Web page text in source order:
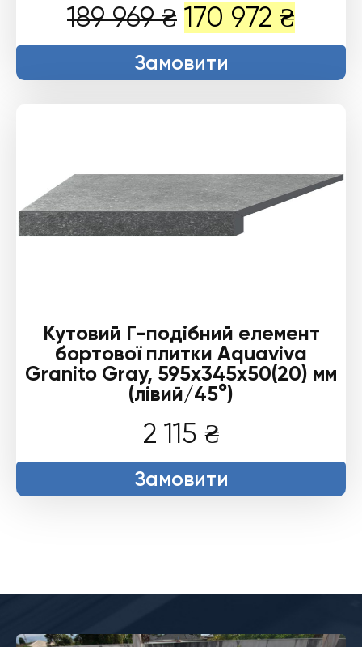
189 969₴ Оригінальна
ціна:
189
170 972 ₴
ціна:
170
Замовити
Кутовий Г-подібний елемент
бортової плитки Aquaviva
Granito Gray, 595x345x50(20) мм
(лівий/45°)
2 115 ₴
Замовити